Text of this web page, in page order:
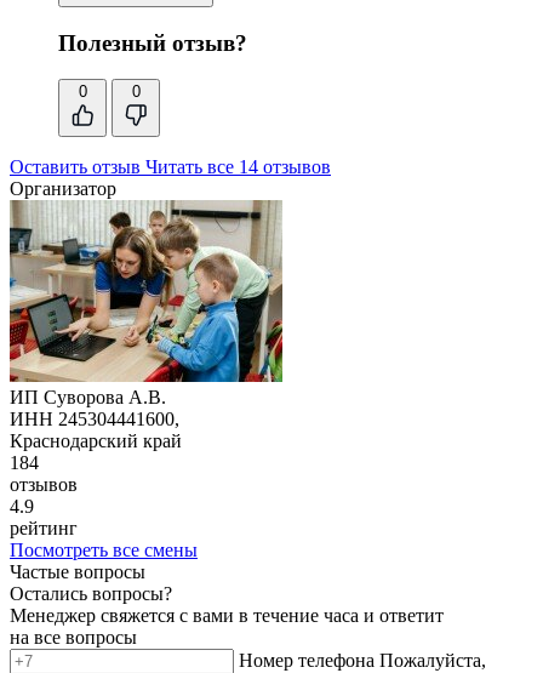
Полезный отзыв?
0 0
Оставить отзыв Читать все 14 отзывов
Организатор
ИП Суворова А.В.
ИНН 245304441600,
Краснодарский край
184
отзывов
4.9
рейтинг
Посмотреть все смены
Частые вопросы
Остались вопросы?
Менеджер свяжется с вами в течение часа и ответит
на все вопросы
Номер телефона Пожалуйста,